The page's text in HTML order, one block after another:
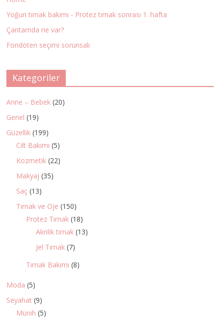
Yoğun tırnak bakımı - Protez tırnak sonrası 1. hafta
Çantamda ne var?
Fondöten seçimi sorunsalı
Kategoriler
Anne – Bebek (20)
Genel (19)
Güzellik (199)
Cilt Bakımı (5)
Kozmetik (22)
Makyaj (35)
Saç (13)
Tırnak ve Oje (150)
Protez Tırnak (18)
Akrilik tırnak (13)
Jel Tırnak (7)
Tırnak Bakımı (8)
Moda (5)
Seyahat (9)
Münih (5)